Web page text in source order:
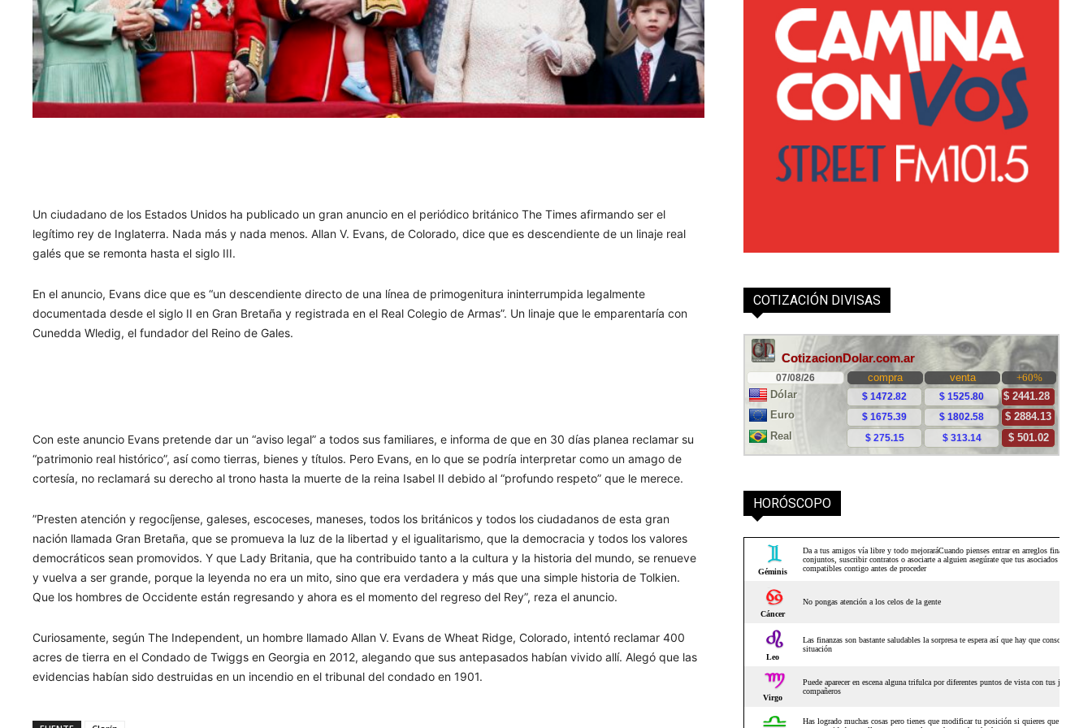
Un ciudadano de los Estados Unidos ha publicado un gran anuncio en el periódico británico The Times afirmando ser el
legítimo rey de Inglaterra. Nada más y nada menos. Allan V. Evans, de Colorado, dice que es descendiente de un linaje real
galés que se remonta hasta el siglo III.
En el anuncio, Evans dice que es “un descendiente directo de una línea de primogenitura ininterrumpida legalmente
documentada desde el siglo II en Gran Bretaña y registrada en el Real Colegio de Armas”. Un linaje que le emparentaría con
Cunedda Wledig, el fundador del Reino de Gales.
Con este anuncio Evans pretende dar un “aviso legal” a todos sus familiares, e informa de que en 30 días planea reclamar su
“patrimonio real histórico”, así como tierras, bienes y títulos. Pero Evans, en lo que se podría interpretar como un amago de
cortesía, no reclamará su derecho al trono hasta la muerte de la reina Isabel II debido al “profundo respeto” que le merece.
”Presten atención y regocíjense, galeses, escoceses, maneses, todos los británicos y todos los ciudadanos de esta gran
nación llamada Gran Bretaña, que se promueva la luz de la libertad y el igualitarismo, que la democracia y todos los valores
democráticos sean promovidos. Y que Lady Britania, que ha contribuido tanto a la cultura y la historia del mundo, se renueve
y vuelva a ser grande, porque la leyenda no era un mito, sino que era verdadera y más que una simple historia de Tolkien.
Que los hombres de Occidente están regresando y ahora es el momento del regreso del Rey”, reza el anuncio.
Curiosamente, según The Independent, un hombre llamado Allan V. Evans de Wheat Ridge, Colorado, intentó reclamar 400
acres de tierra en el Condado de Twiggs en Georgia en 2012, alegando que sus antepasados habían vivido allí. Alegó que las
evidencias habían sido destruidas en un incendio en el tribunal del condado en 1901.
COTIZACIÓN DIVISAS
HORÓSCOPO